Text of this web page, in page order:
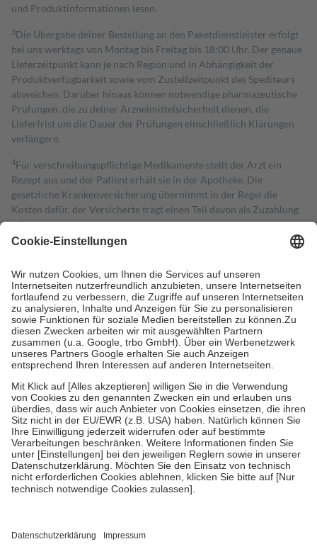
und Produktinformationen lesen.
3Die Übergabe deiner Bestellung an den Paketdienstleister erfolgt
bei uns werktags von Montag bis Freitag bis 18:00 Uhr. Der genaue
Lieferzeitpunkt kann je nach Region und in Abhängigkeit der
Produktverfügbarkeit sowie vom Zustellzeitpunkt des Spediteurs
abweichen. Darüber hinaus können notwendige pharmazeutische
Prüfungen, die zu deiner Arzneimittelsicherheit dienen, die
Lieferfrist um die Dauer der Prüfungen einschließlich Klärungen
verlängern.
4Für verschreibungspflichtige Medikamente stellt der Arzt ein
Rezept aus und der Patient erhält sie in der Apotheke. Die
gesetzliche Krankenversicherung übernimmt in der Regel die
Kosten dafür, der Versicherte trägt einen Teil davon als Zuzahlung
mit.
Grundsätzlich leisten Mitglieder Zuzahlungen in Höhe von zehn
höchstens zehn Euro.
Es sind jedoch nie mehr als die tatsächlichen
Kosten der Leistung zu entrichten.
Diese Regeln gelten grundsätzlich auch für Online-Apotheken.
Bei Heilmitteln und häuslicher Krankenpflege beträgt die
Zuzahlung zehn Prozent der Kosten sowie zehn Euro je
Verordnung.
Um das Engagement der Versicherten für ihre eigene Gesundheit zu
stärken und die besondere Stellung der Familie zu unterstützen,
fallenkeine Zuzahlungenan bei:
• Kindern und Jugendlichen bis zum vollendeten 18. Lebensjahr
mit Ausnahme der Fahrkosten
• Untersuchungen zur Vorsorge und Früherkennung, die von der
GKV getragen werden
• empfohlenen Schutzimpfungen
• Harn- und Blutteststreifen
getroffen, um sicherzustellen, dass es sich um echte Bewertungen